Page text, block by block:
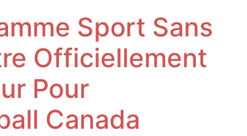
Sport Sans
Officiellement
Pour
Canada